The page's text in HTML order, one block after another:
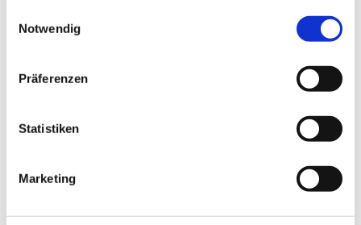
Notwendig
Präferenzen
Statistiken
Marketing
Dies könnte Sie auch